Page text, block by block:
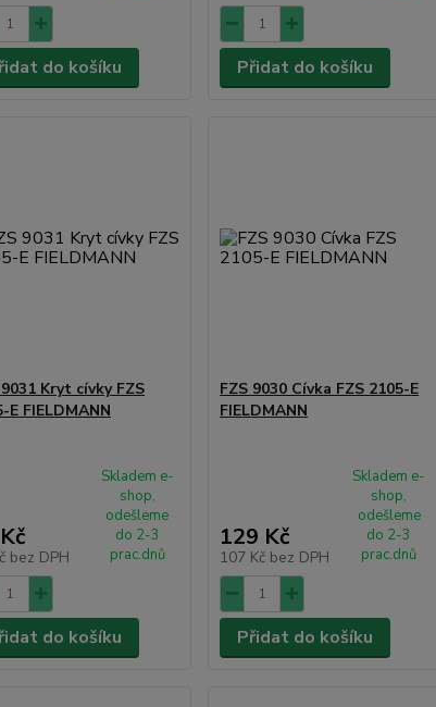
do košíku Přidat do košíku
Kryt cívky FZS
E FIELDMANN
bez DPH
Skladem e-
shop,
odešleme
do 2-3
prac.dnů
do košíku
FZS 9030 Cívka FZS 2105-E
FIELDMANN
129 Kč
107 Kč bez DPH
Skladem e-
shop,
odešleme
do 2-3
prac.dnů
Přidat do košíku